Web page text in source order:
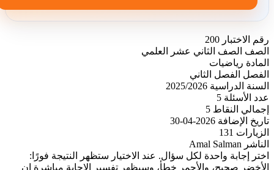
رقم الاختبار 200
الصف
الصف الثاني عشر العلمي
المادة رياضيات
الفصل
الفصل الثاني
السنة الدراسية 2025/2026
عدد الأسئلة 5
إجمالي النقاط 5
تاريخ الإضافة 2026-04-30
الزيارات
131
الناشر Amal Salman
اختر إجابة واحدة لكل سؤال. عند الاختيار ستظهر النتيجة فورًا:
الأخضر صحيح، والأحمر خطأ، وسيظهر تفسير الإجابة مباشرة إن